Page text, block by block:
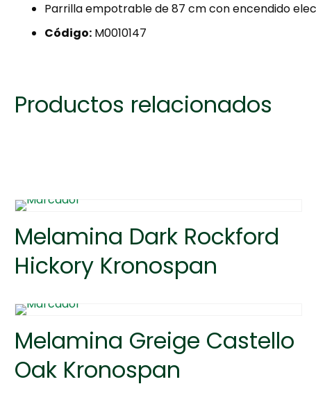
Parrilla empotrable de 87 cm con encendido
Código: M0010147
Productos relacionados
Melamina Dark Rockford
Hickory Kronospan
Melamina Greige Castello
Oak Kronospan